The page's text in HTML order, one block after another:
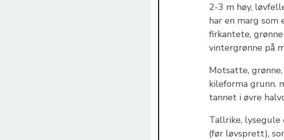
2-3 m høy,
har en marg
firkantete,
vintergrønne på
Motsatte,
kileforma grunn.
tannet i øvre
Tallrike,
(før løvsprett),